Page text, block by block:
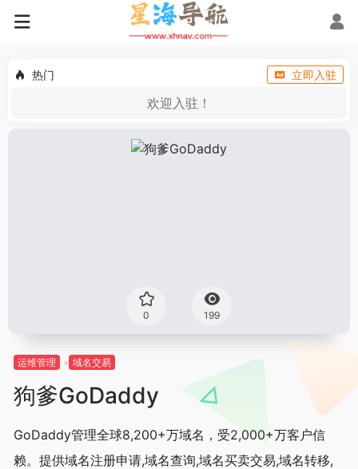
热门 立即入驻
欢迎入驻！
0 199
运维管理 域名交易
狗爹GoDaddy
GoDaddy管理全球8,200+万域名，受2,000+万客户信
赖。提供域名注册申请,域名查询,域名买卖交易,域名转移,